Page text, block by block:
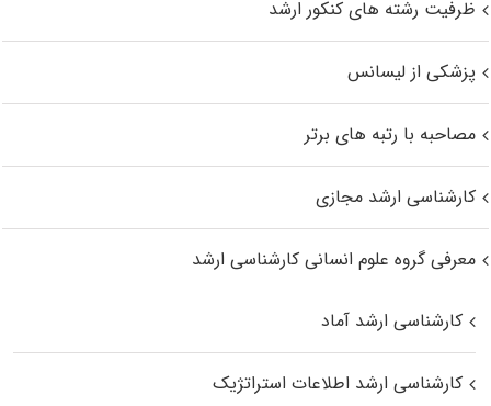
ظرفیت رشته های کنکور ارشد
پزشکی از لیسانس
مصاحبه با رتبه های برتر
کارشناسی ارشد مجازی
معرفی گروه علوم انسانی کارشناسی ارشد
کارشناسی ارشد آماد
کارشناسی ارشد اطلاعات استراتژیک